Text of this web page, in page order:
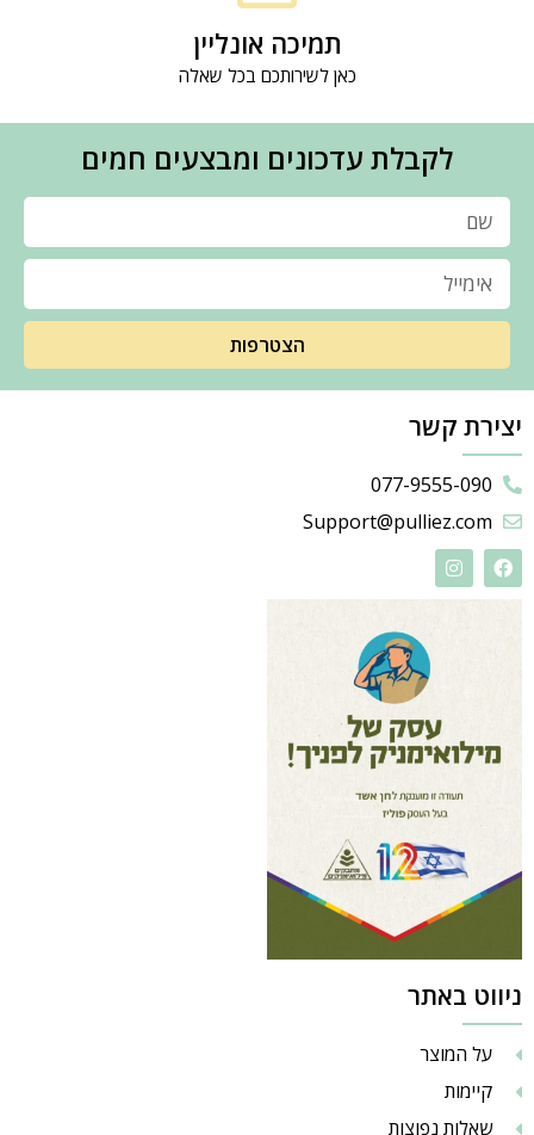
תמיכה אונליין
כאן לשירותכם בכל שאלה
לקבלת עדכונים ומבצעים חמים
הצטרפות
יצירת קשר
077-9555-090
Support@pulliez.com
ניווט באתר
על המוצר
קיימות
שאלות נפוצות